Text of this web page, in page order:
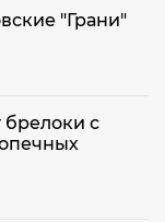
"Грани"
брелоки с